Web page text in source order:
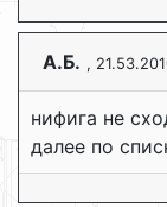
А.Б. ,
нифига не
далее по